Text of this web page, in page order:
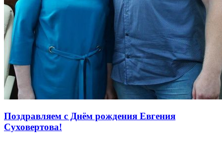
Поздравляем с Днём рождения Евгения
Суховертова!